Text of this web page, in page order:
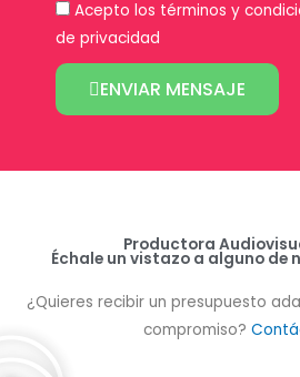
Acepto los términos y
de privacidad
ENVIAR MENSAJE
Productora
Échale un vistazo a alguno de
¿Quieres recibir un presupuesto
compromiso?